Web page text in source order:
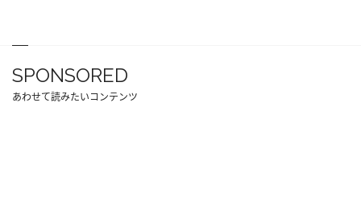
SPONSORED
あわせて読みたいコンテンツ